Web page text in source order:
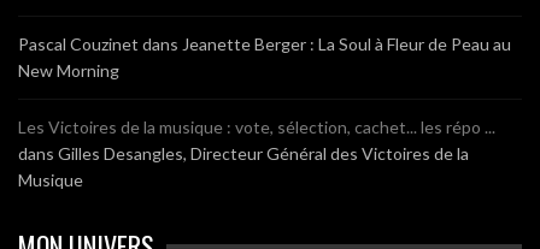
Pascal Couzinet dans Jeanette Berger : La Soul à Fleur de Peau au
New Morning
Les Victoires de la musique : vote, sélection, cachet... les répo ...
dans Gilles Desangles, Directeur Général des Victoires de la
Musique